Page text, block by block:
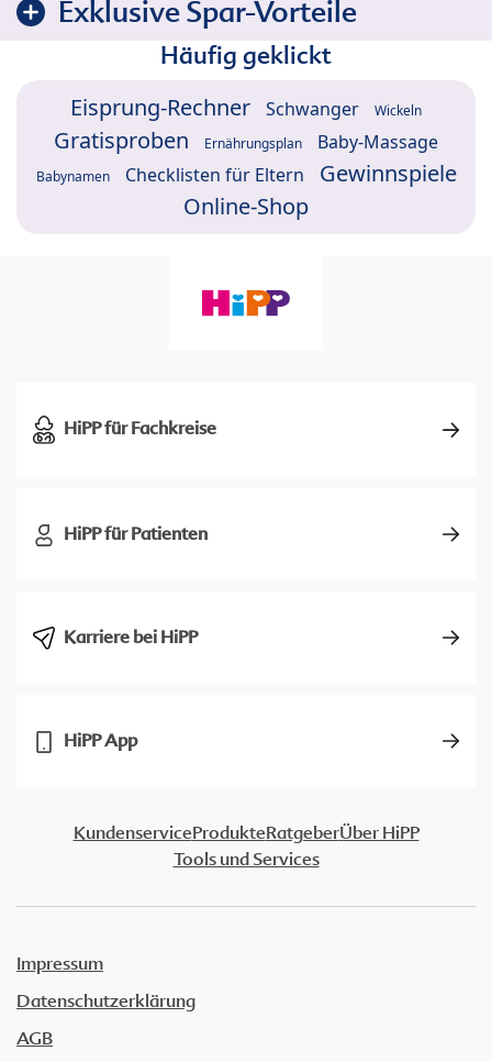
Exklusive Spar-Vorteile
Häufig geklickt
Eisprung-Rechner Schwanger Wickeln
Gratisproben Ernährungsplan Baby-Massage
Babynamen Checklisten für Eltern
Gewinnspiele
Online-Shop
HiPP für Fachkreise
HiPP für Patienten
Karriere bei HiPP
HiPP App
KundenserviceProdukteRatgeberÜber HiPP
Tools und Services
Impressum
Datenschutzerklärung
AGB